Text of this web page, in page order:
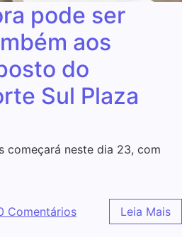
pode ser
aos
do
Sul Plaza
começará neste dia 23, com
Comentários Leia Mais